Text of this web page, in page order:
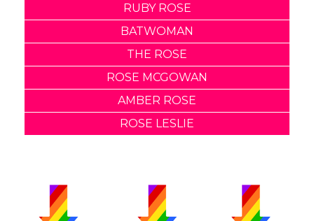
RUBY ROSE
BATWOMAN
THE ROSE
ROSE MCGOWAN
AMBER ROSE
ROSE LESLIE